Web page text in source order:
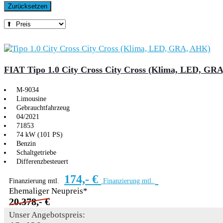
Zurücksetzen
FIAT Tipo 1.0 City Cross City Cross (Klima, LED,
M-9034
Limousine
Gebrauchtfahrzeug
04/2021
71853
74 kW (101 PS)
Benzin
Schaltgetriebe
Differenzbesteuert
Finanzierung mtl. 174,- € Finanzierung mtl.
Ehemaliger Neupreis*
20.378,- €
Unser Angebotspreis: